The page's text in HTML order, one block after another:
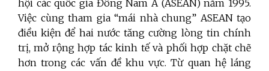
hội các quốc gia Đông Nam Á (ASEAN) năm 1995.
Việc cùng tham gia “mái nhà chung” ASEAN tạo
điều kiện để hai nước tăng cường lòng tin chính
trị, mở rộng hợp tác kinh tế và phối hợp chặt chẽ
hơn trong các vấn đề khu vực. Từ quan hệ láng